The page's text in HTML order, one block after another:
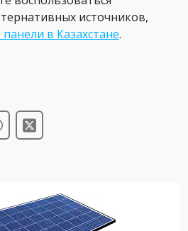
источников,
в Казахстане.